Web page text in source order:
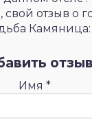
свой отзыв о
Камяница:
отзыв
Имя *